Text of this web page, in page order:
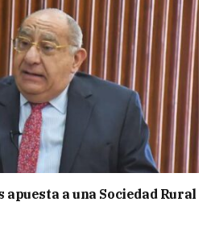
a una Sociedad Rural